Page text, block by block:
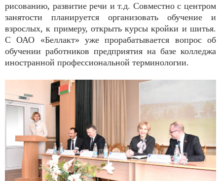
рисованию, развитие речи и т.д. Совместно с центром
занятости планируется организовать обучение и
взрослых, к примеру, открыть курсы кройки и шитья.
С ОАО «Беллакт» уже прорабатывается вопрос об
обучении работников предприятия на базе колледжа
иностранной профессиональной терминологии.